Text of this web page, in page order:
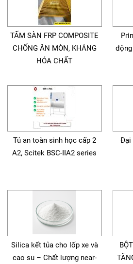
TẤM SÀN FRP COMPOSITE
CHỐNG ĂN MÒN, KHÁNG
HÓA CHẤT
Tủ an toàn sinh học cấp 2
A2, Scitek BSC-IIA2 series
Đại
Silica kết tủa cho lốp xe và
cao su – Chất lượng near-